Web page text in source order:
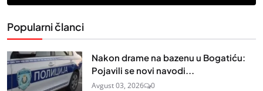
Popularni članci
Nakon drame na bazenu u Bogatiću:
Pojavili se novi navodi...
Avgust 03, 2026 0